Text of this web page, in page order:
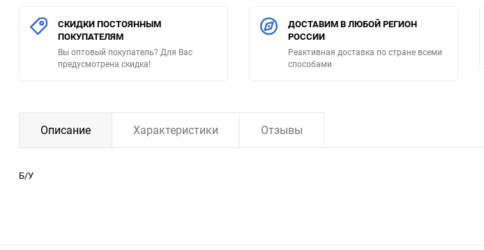
СКИДКИ ПОСТОЯННЫМ
ПОКУПАТЕЛЯМ
Вы оптовый покупатель? Для Вас
предусмотрена скидка!
ДОСТАВИМ В ЛЮБОЙ РЕГИОН
РОССИИ
Реактивная доставка по стране всеми
способами
Описание Характеристики Отзывы
Б/У